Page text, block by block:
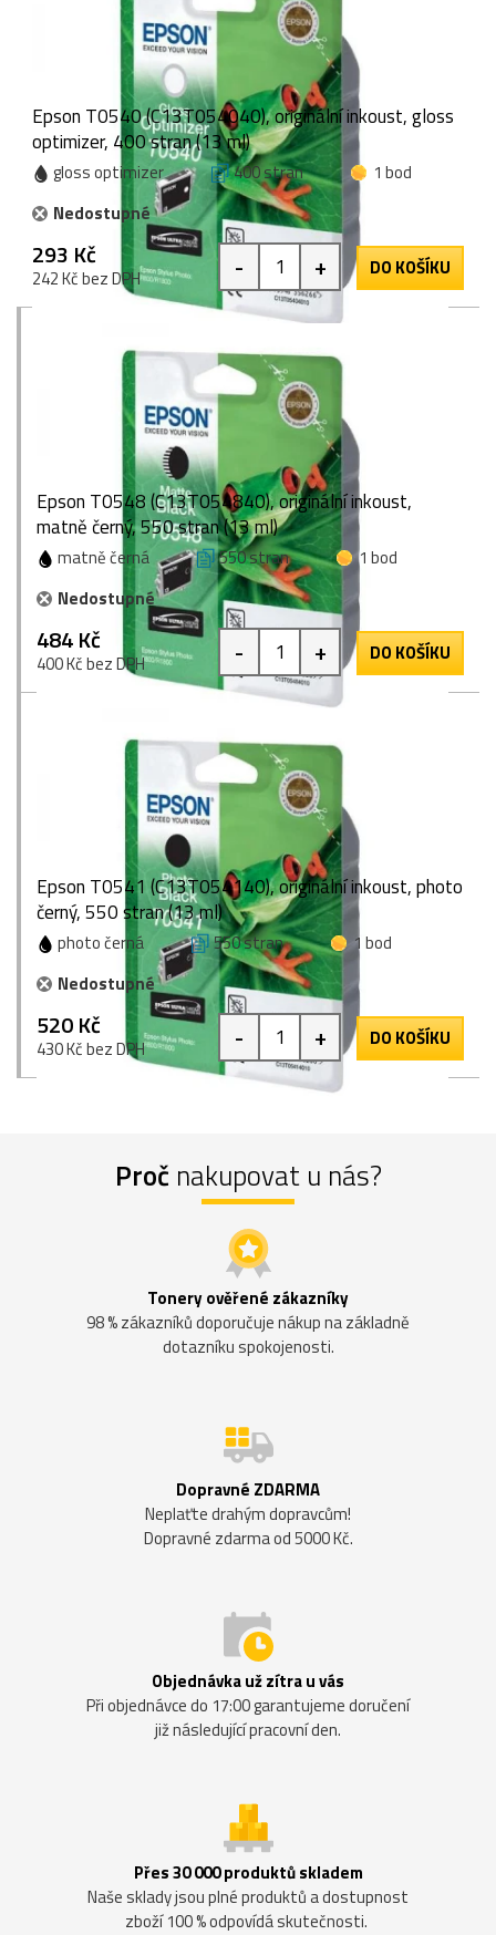
Epson T0540 (C13T054040), originální inkoust, gloss
optimizer, 400 stran (13 ml)
gloss optimizer 400 stran
1 bod
Nedostupné
293 Kč
242 Kč bez DPH - + DO KOŠÍKU
Epson T0548 (C13T054840), originální inkoust,
matně černý, 550 stran (13 ml)
matně černá 550 stran
1 bod
Nedostupné
484 Kč
400 Kč bez DPH - + DO KOŠÍKU
Epson T0541 (C13T054140), originální inkoust, photo
černý, 550 stran (13 ml)
photo černá 550 stran
1 bod
Nedostupné
520 Kč
430 Kč bez DPH - + DO KOŠÍKU
Proč nakupovat u nás?
Tonery ověřené zákazníky
98 % zákazníků doporučuje nákup na základně
dotazníku spokojenosti.
Dopravné ZDARMA
Neplaťte drahým dopravcům!
Dopravné zdarma od 5000 Kč.
Objednávka už zítra u vás
Při objednávce do 17:00 garantujeme doručení
již následující pracovní den.
Přes 30 000 produktů skladem
Naše sklady jsou plné produktů a dostupnost
zboží 100 % odpovídá skutečnosti.